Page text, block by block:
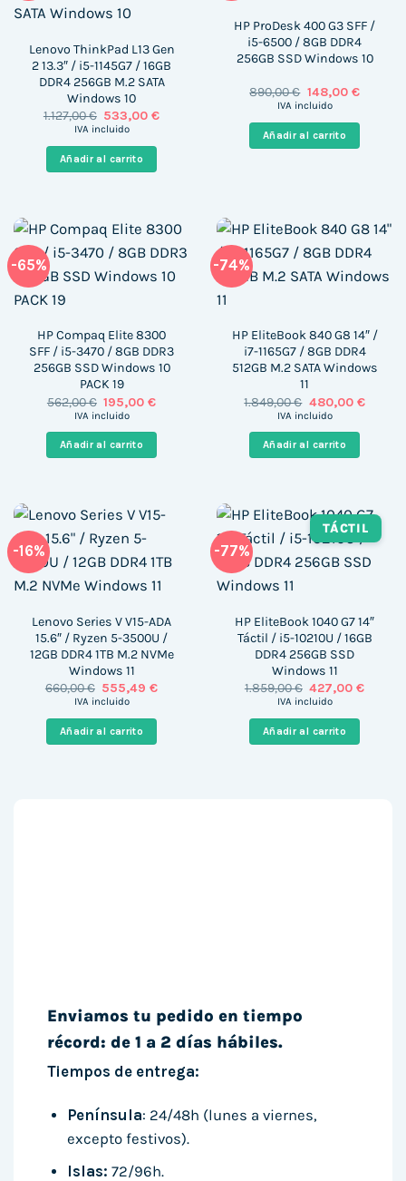
Lenovo ThinkPad L13 Gen
2 13.3″ / i5-1145G7 / 16GB
DDR4 256GB M.2 SATA
Windows 10
1.127,00€ El
precio
era:
1.127,00 €.
533,00€El
IVA incluido
Añadir al carrito
HP ProDesk 400 G3 SFF /
i5-6500 / 8GB DDR4
256GB SSD Windows 10
890,00€ El
precio
era:
890,00 €.
148,00 €El
es:
IVA incluido
Añadir al carrito
-65%
HP Compaq Elite 8300
SFF / i5-3470 / 8GB DDR3
256GB SSD Windows 10
PACK 19
562,00€ El
precio
era:
562,00 €.
195,00€El
es:
195,00 €.
IVA incluido
Añadir al carrito
-74%
HP EliteBook 840 G8 14″ /
i7-1165G7 / 8GB DDR4
512GB M.2 SATA Windows
11
1.849,00€ El
precio
era:
1.849,00 €.
480,00 €El
IVA incluido
Añadir al carrito
-16%
Lenovo Series V V15-ADA
15.6″ / Ryzen 5-3500U /
12GB DDR4 1TB M.2 NVMe
Windows 11
660,00€ El
precio
era:
660,00 €.
555,49€El
IVA incluido
Añadir al carrito
-77%
TÁCTIL
HP EliteBook 1040 G7 14″
Táctil / i5-10210U / 16GB
DDR4 256GB SSD
Windows 11
1.859,00€ El
precio
era:
1.859,00 €.
427,00€El
IVA incluido
Añadir al carrito
Enviamos tu pedido en tiempo
récord: de 1 a 2 días hábiles.
Tiempos de entrega:
Península: 24/48h (lunes a viernes,
excepto festivos).
Islas: 72/96h.